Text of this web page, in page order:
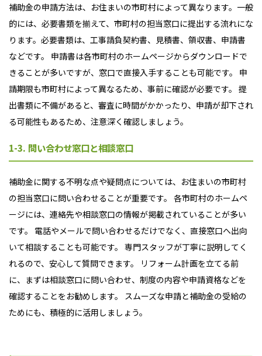
補助金の申請方法は、お住まいの市町村によって異なります。一般
的には、必要書類を揃えて、市町村の担当窓口に提出する流れにな
ります。必要書類は、工事請負契約書、見積書、領収書、申請書
などです。 申請書は各市町村のホームページからダウンロードで
きることが多いですが、窓口で直接入手することも可能です。 申
請期限も市町村によって異なるため、事前に確認が必要です。 提
出書類に不備があると、審査に時間がかかったり、申請が却下され
る可能性もあるため、注意深く確認しましょう。
1-3. 問い合わせ窓口と相談窓口
補助金に関する不明な点や疑問点については、お住まいの市町村
の担当窓口に問い合わせることが重要です。 各市町村のホームペ
ージには、連絡先や相談窓口の情報が掲載されていることが多い
です。 電話やメールで問い合わせるだけでなく、直接窓口へ出向
いて相談することも可能です。 専門スタッフが丁寧に説明してく
れるので、安心して質問できます。 リフォーム計画を立てる前
に、まずは相談窓口に問い合わせ、制度の内容や申請資格などを
確認することをお勧めします。 スムーズな申請と補助金の受給の
ためにも、積極的に活用しましょう。